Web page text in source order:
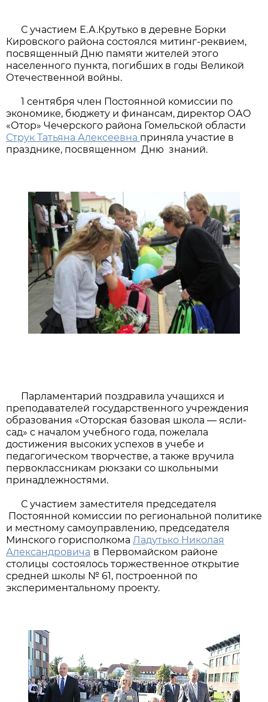
С участием Е.А.Крутько в деревне Борки
Кировского района состоялся митинг-реквием,
посвященный Дню памяти жителей этого
населенного пункта, погибших в годы Великой
Отечественной войны.
1 сентября член Постоянной комиссии по
экономике, бюджету и финансам, директор ОАО
«Отор» Чечерского района Гомельской области
Струк Татьяна Алексеевна приняла участие в
празднике, посвященном Дню знаний.
Парламентарий поздравила учащихся и
преподавателей государственного учреждения
образования «Оторская базовая школа — ясли-
сад» с началом учебного года, пожелала
достижения высоких успехов в учебе и
педагогическом творчестве, а также вручила
первоклассникам рюкзаки со школьными
принадлежностями.
С участием заместителя председателя
Постоянной комиссии по региональной политике
и местному самоуправлению, председателя
Минского горисполкома Ладутько Николая
Александровича в Первомайском районе
столицы состоялось торжественное открытие
средней школы № 61, построенной по
экспериментальному проекту.